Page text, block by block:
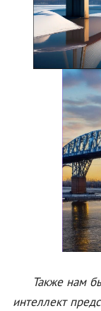
Также нам
интеллект